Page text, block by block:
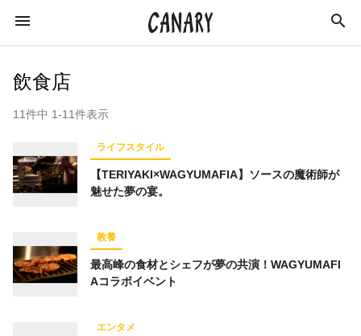
KEYWORD
スキルアップ
インタビュー 美容
飲食店
11件中 1-11件表示
ライフスタイル
【TERIYAKI×WAGYUMAFIA】ソースの魔術師が
魅せた夢の宴。
教養
最高峰の食材とシェフが夢の共演！WAGYUMAFI
Aコラボイベント
エンタメ